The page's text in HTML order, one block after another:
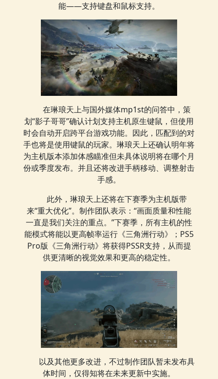
能——支持键盘和鼠标支持。
在琳琅天上与国外媒体mp1st的问答中，策
划“影子哥哥”确认计划支持主机原生键鼠，但使用
时会自动开启跨平台游戏功能。因此，匹配到的对
手也将是使用键鼠的玩家。琳琅天上还确认明年将
为主机版本添加体感瞄准但未具体说明将在哪个月
份或季度发布。并且还将改进手柄移动、调整射击
手感。
此外，琳琅天上还将在下赛季为主机版带
来“重大优化”。制作团队表示：“画面质量和性能
一直是我们关注的重点。”下赛季，所有主机的性
能模式将能以更高帧率运行《三角洲行动》；PS5
Pro版《三角洲行动》将获得PSSR支持，从而提
供更清晰的视觉效果和更高的稳定性。
以及其他更多改进，不过制作团队暂未发布具
体时间，仅得知将在未来更新中实施。